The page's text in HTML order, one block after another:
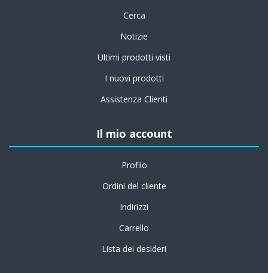
Cerca
Notizie
Ultimi prodotti visti
I nuovi prodotti
Assistenza Clienti
Il mio account
Profilo
Ordini del cliente
Indirizzi
Carrello
Lista dei desideri